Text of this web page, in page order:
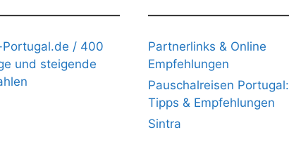
Portugal.de / 400
und steigende
Partnerlinks & Online
Empfehlungen
Pauschalreisen Portugal:
Tipps & Empfehlungen
Sintra